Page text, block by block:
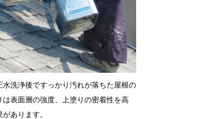
洗浄後ですっかり汚れが落ちた屋根の
表面層の強度、上塗りの密着性を高
あります。